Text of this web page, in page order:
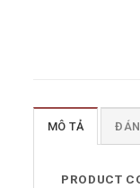
MÔ TẢ
PRODUCT